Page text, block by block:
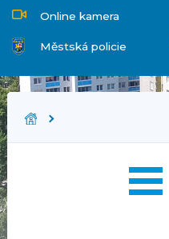
Online kamera
Městská policie